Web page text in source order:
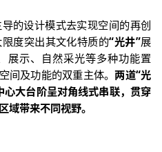
的设计模式去实现空间的再创
度突出其文化特质的“光井”展
展示、自然采光等多种功能置
间及功能的双重主体。两道“光
大台阶呈对角线式串联，贯穿
域带来不同视野。